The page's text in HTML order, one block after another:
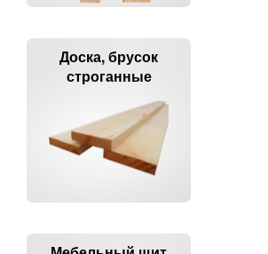
Доска, брусок
строганные